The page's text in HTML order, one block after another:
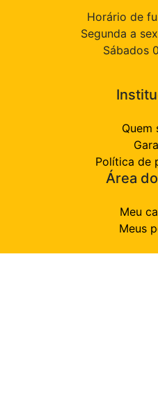
Horário de
Segunda a
Sábados
Quem
Política de
Área
Meu
Meus